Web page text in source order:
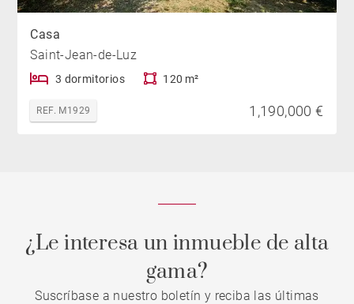
Casa
Saint-Jean-de-Luz
3 dormitorios 120 m²
REF. M1929 1,190,000 €
¿Le interesa un inmueble de alta
gama?
Suscríbase a nuestro boletín y reciba las últimas